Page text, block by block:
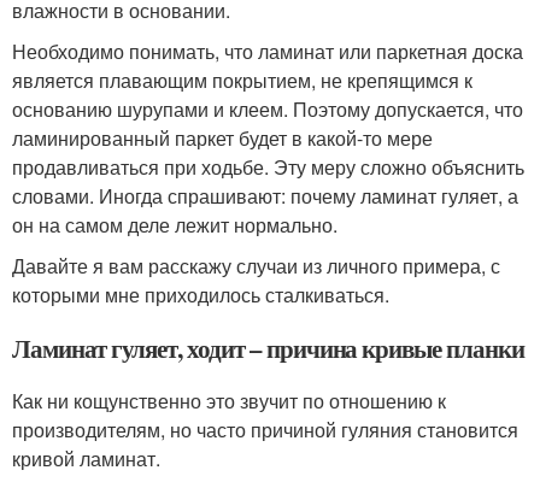
влажности в основании.
Необходимо понимать, что ламинат или паркетная доска
является плавающим покрытием, не крепящимся к
основанию шурупами и клеем. Поэтому допускается, что
ламинированный паркет будет в какой-то мере
продавливаться при ходьбе. Эту меру сложно объяснить
словами. Иногда спрашивают: почему ламинат гуляет, а
он на самом деле лежит нормально.
Давайте я вам расскажу случаи из личного примера, с
которыми мне приходилось сталкиваться.
Ламинат гуляет, ходит – причина кривые планки
Как ни кощунственно это звучит по отношению к
производителям, но часто причиной гуляния становится
кривой ламинат.